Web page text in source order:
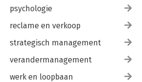
psychologie
reclame en verkoop
strategisch management
verandermanagement
werk en loopbaan